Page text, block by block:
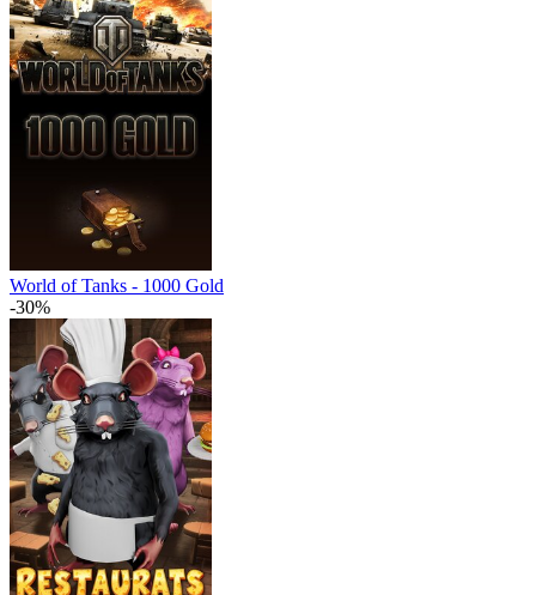
World of Tanks - 1000 Gold
-30%